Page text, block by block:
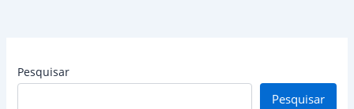
Pesquisar
Pesquisar